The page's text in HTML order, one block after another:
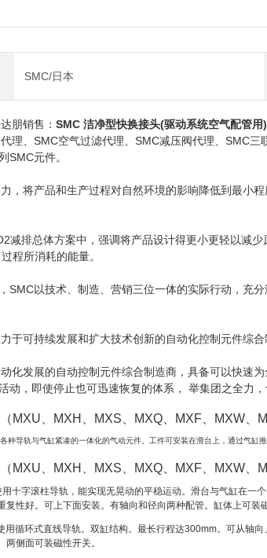
SMC/日本
朋销售： SMC 洁净型快换接头(驱动系统空气配管用)
理、SMC空气过滤代理、SMC减压阀代理、SMC
SMC元件。
，将产品和生产过程对自然环境的影响降低到最小
减排总体方案中，强调将产品设计得更小更轻以减
程所消耗的能量。
SMC以技术、制造、营销三位一体的实际行动，充
于可持续发展和扩大技术创新的自动化控制元件综
化发展的自动控制元件综合制造商，具备可以快速
动，即使停止也可迅速恢复的体系， 举集团之全力，
MXU、MXH、MXS、MXQ、MXF、MXW、
种导轨与气缸紧凑的一体化的气动元件。工件可安装在滑台上，通过气缸
MXU、MXH、MXS、MXQ、MXF、MXW、
十字滚柱导轨，能实现无晃动的平稳运动。滑台与气缸在一
复性好。可上下面安装。有轴向和径向两种配管。缸体上可装
用循环式直线导轨。双缸结构。最长行程达300mm。可从轴
两侧面可装磁性开关。